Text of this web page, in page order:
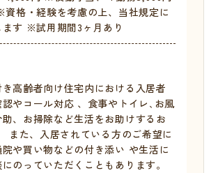
格・経験を考慮の上、当社規定に
ます ※試用期間3ヶ月あり
高齢者向け住宅内における入居者
やコール対応 、食事やトイレ､お風
、お掃除など生活をお助けするお
また、入居されている方のご希望に
や買い物などの付き添い や生活に
のっていただくこともあります。